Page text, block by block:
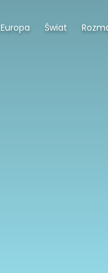
Europa Świat